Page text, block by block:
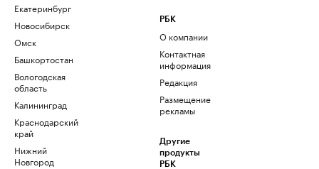
Екатеринбург
Новосибирск
Омск
Башкортостан
Вологодская
область
Калининград
Краснодарский
край
Нижний
Новгород
РБК
О компании
Контактная
информация
Редакция
Размещение
рекламы
Другие
продукты
РБК